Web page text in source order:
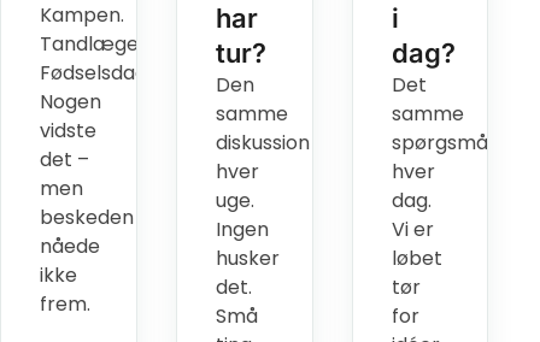
Kampen.
Tandlægen.
Fødselsdagen.
Nogen
vidste
det –
men
beskeden
nåede
ikke
frem.
har
tur?
Den
samme
diskussion
hver
uge.
Ingen
husker
det.
Små
i
dag?
Det
samme
spørgsmål
hver
dag.
Vi er
løbet
tør
for